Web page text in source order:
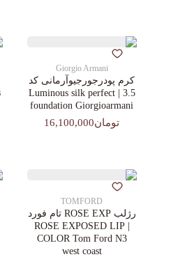
Giorgio Armani
کرم پودرجورجیوآرمانی کد
3.5 | Luminous silk perfect
foundation Giorgioarmani
تومان16,100,000
TOMFORD
رژلب ROSE EXP تام فورد
| ROSE EXPOSED LIP
COLOR Tom Ford N3
west coast